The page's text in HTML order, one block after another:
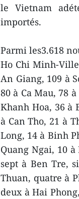
le Vietnam
importés.
Parmi les3.618
Ho Chi Minh-
An Giang, 109 à
80 à Ca Mau, 78
Khanh Hoa, 36 à
à Can Tho, 21 à
Long, 14 à Binh
Quang Ngai, 10
sept à Ben Tre,
Thuan, quatre à
deux à Hai